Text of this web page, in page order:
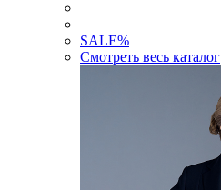
SALE%
Смотреть весь каталог